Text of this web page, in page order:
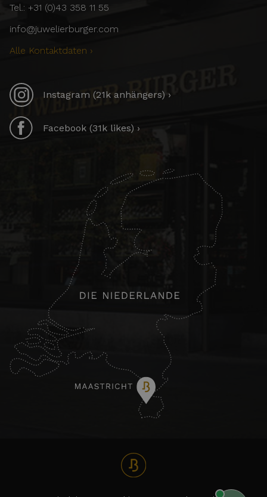
Tel.: +31 (0)43 358 11 55
info@juwelierburger.com
Alle Kontaktdaten ›
Instagram (21k anhängers) ›
Facebook (31k likes) ›